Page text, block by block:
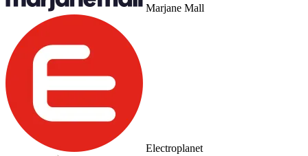
Marjane Mall
Electroplanet